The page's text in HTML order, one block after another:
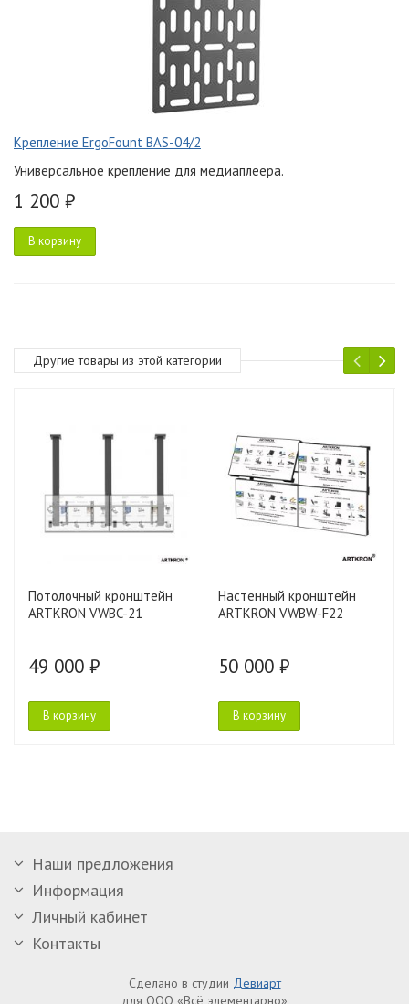
Крепление ErgoFount BAS-04/2
Универсальное крепление для медиаплеера.
1 200 ₽
В корзину
Другие товары из этой категории
Потолочный кронштейн
ARTKRON VWBC-21
49 000 ₽
В корзину
Настенный кронштейн
ARTKRON VWBW-F22
50 000 ₽
В корзину
Наши предложения
Информация
Личный кабинет
Контакты
Сделано в студии Девиарт
для ООО «Всё элементарно»